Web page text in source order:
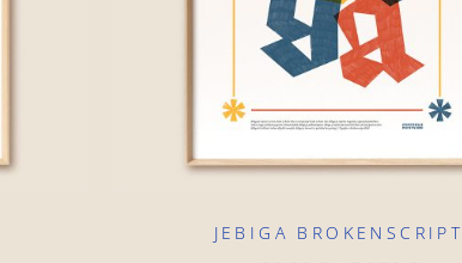
JEBIGA BROKENSCRIPT